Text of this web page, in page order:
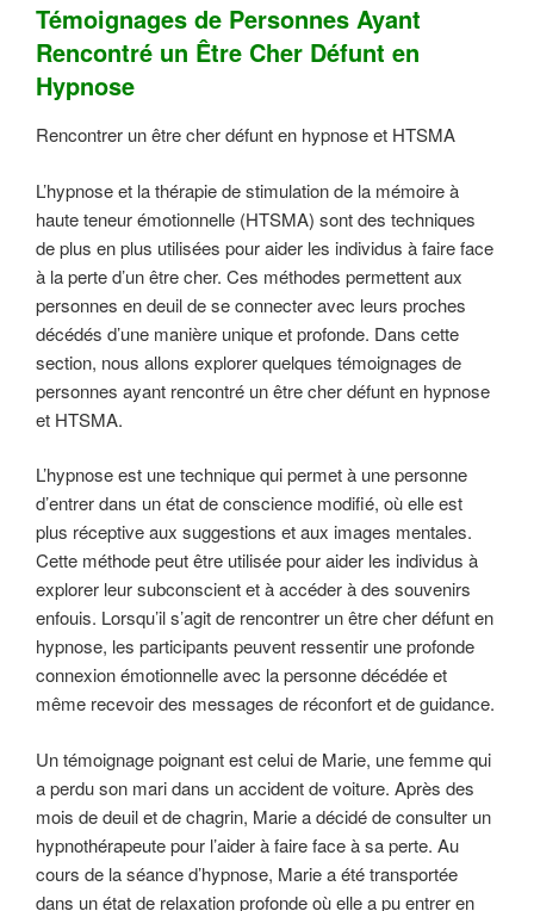
Témoignages de Personnes Ayant
Rencontré un Être Cher Défunt en
Hypnose
Rencontrer un être cher défunt en hypnose et HTSMA
L’hypnose et la thérapie de stimulation de la mémoire à
haute teneur émotionnelle (HTSMA) sont des techniques
de plus en plus utilisées pour aider les individus à faire face
à la perte d’un être cher. Ces méthodes permettent aux
personnes en deuil de se connecter avec leurs proches
décédés d’une manière unique et profonde. Dans cette
section, nous allons explorer quelques témoignages de
personnes ayant rencontré un être cher défunt en hypnose
et HTSMA.
L’hypnose est une technique qui permet à une personne
d’entrer dans un état de conscience modifié, où elle est
plus réceptive aux suggestions et aux images mentales.
Cette méthode peut être utilisée pour aider les individus à
explorer leur subconscient et à accéder à des souvenirs
enfouis. Lorsqu’il s’agit de rencontrer un être cher défunt en
hypnose, les participants peuvent ressentir une profonde
connexion émotionnelle avec la personne décédée et
même recevoir des messages de réconfort et de guidance.
Un témoignage poignant est celui de Marie, une femme qui
a perdu son mari dans un accident de voiture. Après des
mois de deuil et de chagrin, Marie a décidé de consulter un
hypnothérapeute pour l’aider à faire face à sa perte. Au
cours de la séance d’hypnose, Marie a été transportée
dans un état de relaxation profonde où elle a pu entrer en